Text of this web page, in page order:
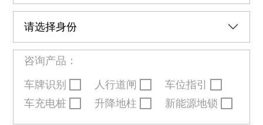
咨询产品：
车牌识别 人行道闸
车位指引
车充电桩
升降地柱 新能源地锁